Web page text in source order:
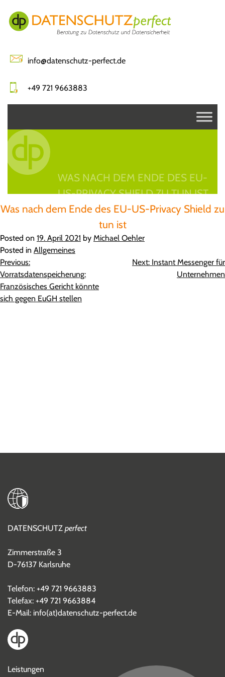
content
info@datenschutz-perfect.de
+49 721 9663883
WAS NACH DEM ENDE DES EU-
US-PRIVACY SHIELD ZU TUN IST
Was nach dem Ende des EU-US-Privacy Shield zu
tun ist
Posted on 19. April 2021 by Michael Oehler
Posted in Allgemeines
Beitragsnavigation
Previous:
Vorratsdatenspeicherung:
Französisches Gericht könnte
sich gegen EuGH stellen
Next: Instant Messenger für
Unternehmen
DATENSCHUTZ perfect
Zimmerstraße 3
D-76137 Karlsruhe
Telefon: +49 721 9663883
Telefax: +49 721 9663884
E-Mail: info(at)datenschutz-perfect.de
Leistungen